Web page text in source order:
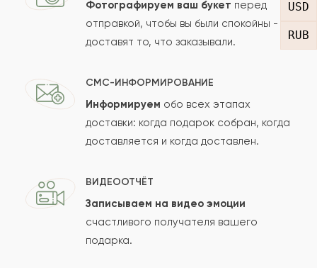
USD
RUB
Сколько будет
Отзыв будет опубликован после проверки.
Проверяем на спам.
Фотографируем ваш букет перед
отправкой, чтобы вы были спокойны -
доставят то, что заказывали.
СМС-ИНФОРМИРОВАНИЕ
Информируем обо всех этапах
доставки: когда подарок собран, когда
доставляется и когда доставлен.
ВИДЕООТЧЁТ
Записываем на видео эмоции
счастливого получателя вашего
подарка.